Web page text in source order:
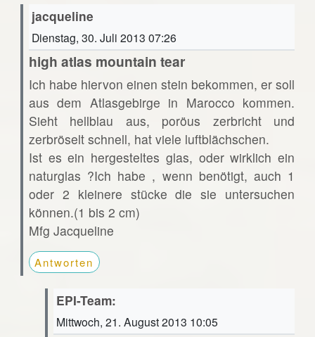
jacqueline
Dienstag, 30. Juli 2013 07:26
high atlas mountain tear
Ich habe hiervon einen stein bekommen, er soll
aus dem Atlasgebirge in Marocco kommen.
Sieht hellblau aus, poröus zerbricht und
zerbröselt schnell, hat viele luftblächschen.
Ist es ein hergesteltes glas, oder wirklich ein
naturglas ?Ich habe , wenn benötigt, auch 1
oder 2 kleinere stücke die sie untersuchen
können.(1 bis 2 cm)
Mfg Jacqueline
Antworten
EPI-Team:
Mittwoch, 21. August 2013 10:05